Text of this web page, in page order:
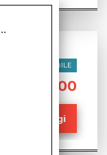
DISPONIBILE
16,00